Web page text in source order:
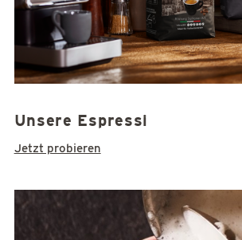
Unsere Espressi
Jetzt probieren